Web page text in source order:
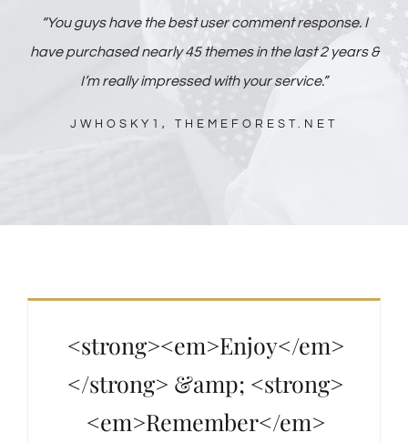
“You guys have the best user comment response. I
have purchased nearly 45 themes in the last 2 years &
I’m really impressed with your service.”
JWHOSKY1, THEMEFOREST.NET
<strong><em>Enjoy</em>
</strong> &amp; <strong>
<em>Remember</em>